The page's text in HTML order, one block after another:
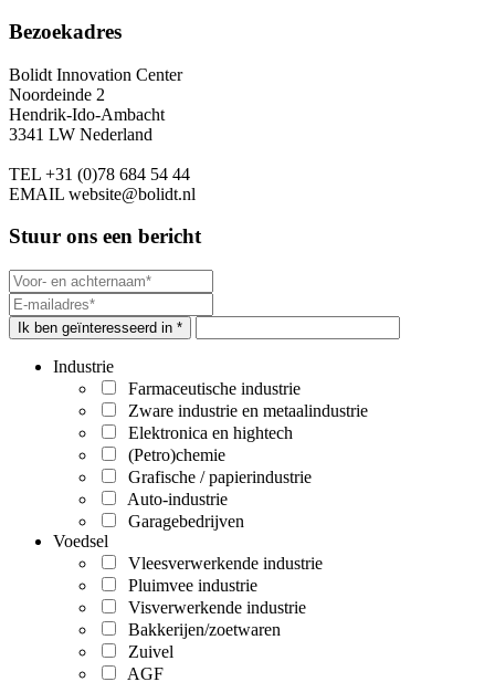
Bezoekadres
Bolidt Innovation Center
Noordeinde 2
Hendrik-Ido-Ambacht
3341 LW Nederland
TEL +31 (0)78 684 54 44
EMAIL website@bolidt.nl
Stuur ons een bericht
Ik ben geïnteresseerd in *
Industrie
Farmaceutische industrie
Zware industrie en metaalindustrie
Elektronica en hightech
(Petro)chemie
Grafische / papierindustrie
Auto-industrie
Garagebedrijven
Voedsel
Vleesverwerkende industrie
Pluimvee industrie
Visverwerkende industrie
Bakkerijen/zoetwaren
Zuivel
AGF